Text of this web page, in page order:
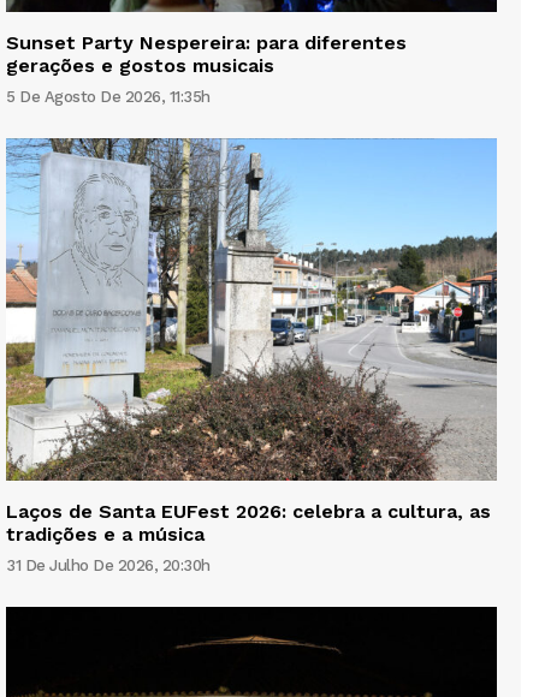
Sunset Party Nespereira: para diferentes
gerações e gostos musicais
5 De Agosto De 2026, 11:35h
Laços de Santa EUFest 2026: celebra a cultura, as
tradições e a música
31 De Julho De 2026, 20:30h